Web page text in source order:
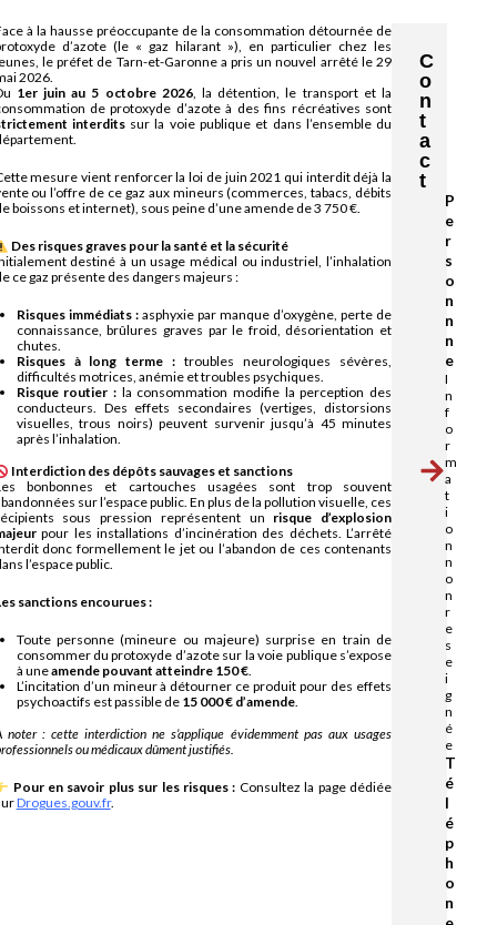
C
o
n
t
a
c
t
P
e
r
s
o
n
n
n
e
I
n
f
o
r
m
a
t
i
o
n
n
o
n
r
e
s
e
i
g
n
é
e
T
é
l
é
p
h
o
n
à la hausse préoccupante de la consommation détournée de
d’azote (le « gaz hilarant »), en particulier chez les
le préfet de Tarn-et-Garonne a pris un nouvel arrêté le 29
2026.
1er juin au 5 octobre 2026, la détention, le transport et la
de protoxyde d’azote à des fins récréatives sont
interditssur la voie publique et dans l’ensemble du
mesure vient renforcer la loi de juin 2021 qui interdit déjà la
ou l’offre de ce gaz aux mineurs (commerces, tabacs, débits
boissons et internet), sous peine d’une amende de 3 750 €.
Des risques graves pour la santé et la sécurité
destiné à un usage médical ou industriel, l’inhalation
ce gaz présente des dangers majeurs :
Risques immédiats :asphyxie par manque d’oxygène, perte de
connaissance, brûlures graves par le froid, désorientation et
chutes.
Risques à long terme : troubles neurologiques sévères,
difficultés motrices, anémie et troubles psychiques.
Risque routier : la consommation modifie la perception des
conducteurs. Des effets secondaires (vertiges, distorsions
visuelles, trous noirs) peuvent survenir jusqu’à 45 minutes
après l’inhalation.
Interdiction des dépôts sauvages et sanctions
bonbonnes et cartouches usagées sont trop souvent
sur l’espace public. En plus de la pollution visuelle, ces
sous pression représentent un risque d’explosion
pour les installations d’incinération des déchets. L’arrêté
donc formellement le jet ou l’abandon de ces contenants
l’espace public.
sanctions encourues :
Toute personne (mineure ou majeure) surprise en train de
consommer du protoxyde d’azote sur la voie publique s’expose
à uneamende pouvant atteindre 150 €.
L’incitation d’un mineur à détourner ce produit pour des effets
psychoactifs est passible de 15 000 € d’amende.
noter : cette interdiction ne s’applique évidemment pas aux usages
ou médicaux dûment justifiés.
Pour en savoir plus sur les risques : Consultez la page dédiée
Drogues.gouv.fr.